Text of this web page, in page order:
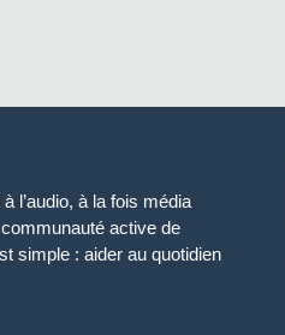
l’audio, à la fois média
active de
simple : aider au quotidien